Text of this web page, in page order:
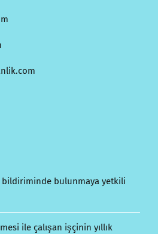
bildiriminde bulunmaya yetkili
ile çalışan işçinin yıllık